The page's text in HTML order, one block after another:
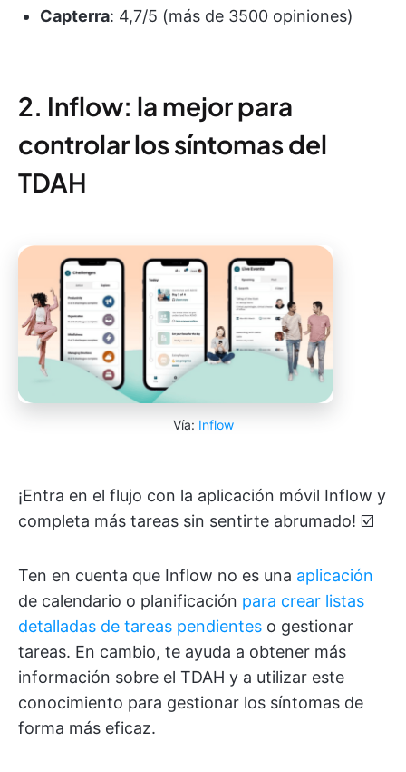
Capterra: 4,7/5 (más de 3500 opiniones)
2. Inflow: la mejor para
controlar los síntomas del
TDAH
Vía: Inflow
¡Entra en el flujo con la aplicación móvil Inflow y
completa más tareas sin sentirte abrumado! ☑️
Ten en cuenta que Inflow no es una aplicación
de calendario o planificación para crear listas
detalladas de tareas pendientes o gestionar
tareas. En cambio, te ayuda a obtener más
información sobre el TDAH y a utilizar este
conocimiento para gestionar los síntomas de
forma más eficaz.